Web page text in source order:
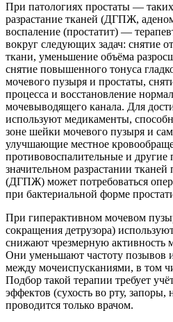
При патологиях простаты — таких
разрастание тканей (ДГПЖ,
воспаление (простатит) —
вокруг следующих задач: снятие
ткани, уменьшение объёма
снятие повышенного тонуса
мочевого пузыря и простаты,
процесса и восстановление
мочевыводящего канала. Для
используют медикаменты,
зоне шейки мочевого пузыря и
улучшающие местное
противовоспалительные и
значительном разрастании
(ДГПЖ) может потребоваться
при бактериальной форме
При гиперактивном мочевом
сокращения детрузора)
снижают чрезмерную
Они уменьшают частоту позывов
между мочеиспусканиями, в том
Подбор такой терапии требует
эффектов (сухость во рту, запоры,
проводится только врачом.